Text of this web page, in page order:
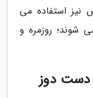
نیز استفاده می
شوند؛ روزمره و
دست دوز